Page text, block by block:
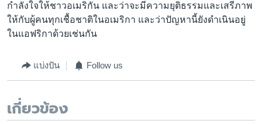
กำลังใจให้ชาวอเมริกัน และว่าจะมีความยุติธรรมและเสรีภาพ
ให้กับผู้คนทุกเชื้อชาติในอเมริกา และว่าปัญหานี้ยังดำเนินอยู่
ในแอฟริกาด้วยเช่นกัน
แบ่งปัน Follow us
เกี่ยวข้อง